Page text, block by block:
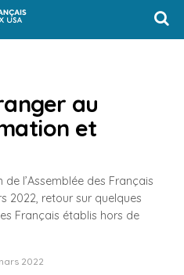
au
et
l’Assemblée des Français
2022, retour sur quelques
Français établis hors de
2022